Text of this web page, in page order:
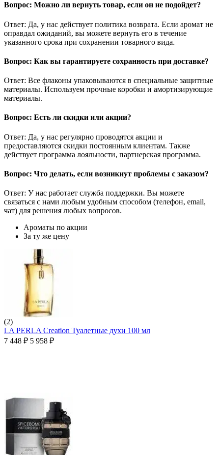
Вопрос: Можно ли вернуть товар, если он не подойдет?
Ответ: Да, у нас действует политика возврата. Если аромат не
оправдал ожиданий, вы можете вернуть его в течение
указанного срока при сохранении товарного вида.
Вопрос: Как вы гарантируете сохранность при доставке?
Ответ: Все флаконы упаковываются в специальные защитные
материалы. Используем прочные коробки и амортизирующие
материалы.
Вопрос: Есть ли скидки или акции?
Ответ: Да, у нас регулярно проводятся акции и
предоставляются скидки постоянным клиентам. Также
действует программа лояльности, партнерская программа.
Вопрос: Что делать, если возникнут проблемы с заказом?
Ответ: У нас работает служба поддержки. Вы можете
связаться с нами любым удобным способом (телефон, email,
чат) для решения любых вопросов.
Ароматы по акции
За ту же цену
(2)
LA PERLA Creation Туалетные духи 100 мл
7 448 ₽ 5 958 ₽